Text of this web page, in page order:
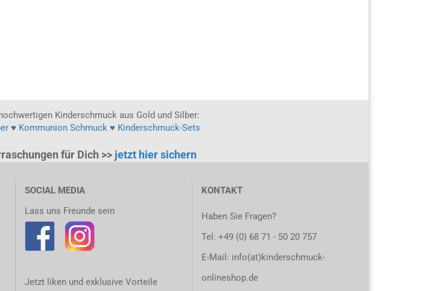
Kinderschmuck aus Gold und Silber:
♥ Kommunion Schmuck ♥ Kinderschmuck-Sets
für Dich >> jetzt hier sichern
SOCIAL MEDIA
Lass uns Freunde sein
Jetzt liken und exklusive Vorteile
KONTAKT
Haben Sie Fragen?
Tel: +49 (0) 68 71 - 50 20 757
E-Mail: info(at)kinderschmuck-
onlineshop.de